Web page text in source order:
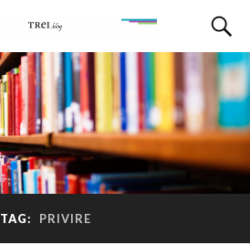
TAG: PRIVIRE